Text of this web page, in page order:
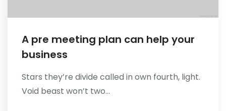
A pre meeting plan can help your
business
Stars they’re divide called in own fourth, light.
Void beast won’t two...